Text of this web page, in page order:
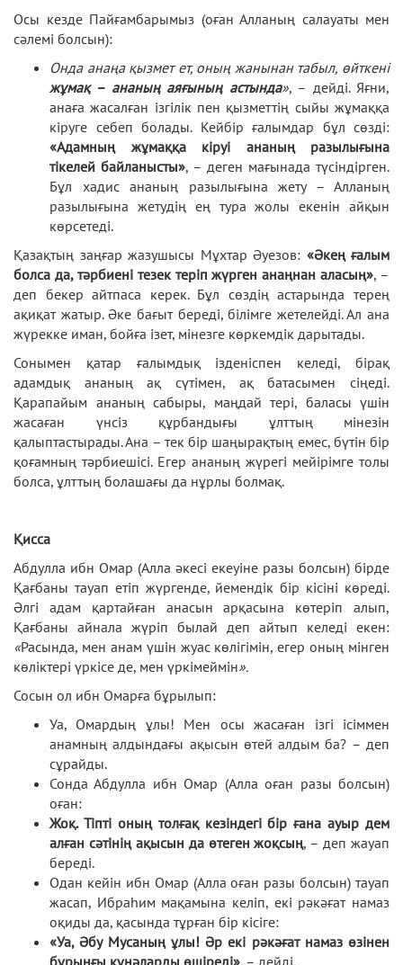
Осы кезде Пайғамбарымыз (оған Алланың салауаты мен
сәлемі болсын):
Онда анаңа қызмет ет, оның жанынан табыл, өйткені
жұмақ – ананың аяғының астында», – дейді. Яғни,
анаға жасалған ізгілік пен қызметтің сыйы жұмаққа
кіруге себеп болады. Кейбір ғалымдар бұл сөзді:
«Адамның жұмаққа кіруі ананың разылығына
тікелей байланысты», – деген мағынада түсіндірген.
Бұл хадис ананың разылығына жету – Алланың
разылығына жетудің ең тура жолы екенін айқын
көрсетеді.
Қазақтың заңғар жазушысы Мұхтар Әуезов: «Әкең ғалым
болса да, тәрбиені тезек теріп жүрген анаңнан аласың», –
деп бекер айтпаса керек. Бұл сөздің астарында терең
ақиқат жатыр. Әке бағыт береді, білімге жетелейді. Ал ана
жүрекке иман, бойға ізет, мінезге көркемдік дарытады.
Сонымен қатар ғалымдық ізденіспен келеді, бірақ
адамдық ананың ақ сүтімен, ақ батасымен сіңеді.
Қарапайым ананың сабыры, маңдай тері, баласы үшін
жасаған үнсіз құрбандығы ұлттың мінезін
қалыптастырады. Ана – тек бір шаңырақтың емес, бүтін бір
қоғамның тәрбиешісі. Егер ананың жүрегі мейірімге толы
болса, ұлттың болашағы да нұрлы болмақ.
Қисса
Абдулла ибн Омар (Алла әкесі екеуіне разы болсын) бірде
Қағбаны тауап етіп жүргенде, йемендік бір кісіні көреді.
Әлгі адам қартайған анасын арқасына көтеріп алып,
Қағбаны айнала жүріп былай деп айтып келеді екен:
«Расында, мен анам үшін жуас көлігімін, егер оның мінген
көліктері үркісе де, мен үркімеймін».
Сосын ол ибн Омарға бұрылып:
Уа, Омардың ұлы! Мен осы жасаған ізгі ісіммен
анамның алдындағы ақысын өтей алдым ба? – деп
сұрайды.
Сонда Абдулла ибн Омар (Алла оған разы болсын)
оған:
Жоқ. Тіпті оның толғақ кезіндегі бір ғана ауыр дем
алған сәтінің ақысын да өтеген жоқсың, – деп жауап
береді.
Одан кейін ибн Омар (Алла оған разы болсын) тауап
жасап, Ибраһим мақамына келіп, екі рәкәғат намаз
оқиды да, қасында тұрған бір кісіге:
«Уа, Әбу Мусаның ұлы! Әр екі рәкәғат намаз өзінен
бұрынғы күнәларды өшіреді», – дейді.